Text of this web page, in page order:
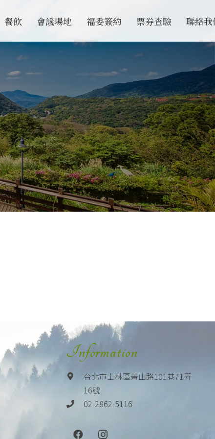
餐飲 會議場地 福委簽約 票券查驗 聯絡我
Information
台北市士林區菁山路101巷71弄
16號
02-2862-5116